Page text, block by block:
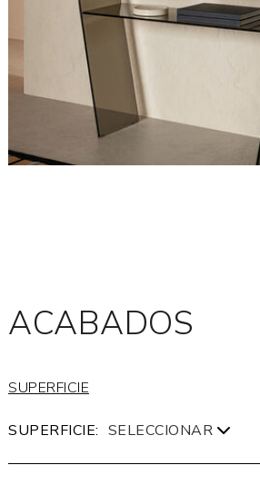
ACABADOS
SUPERFICIE
SUPERFICIE: